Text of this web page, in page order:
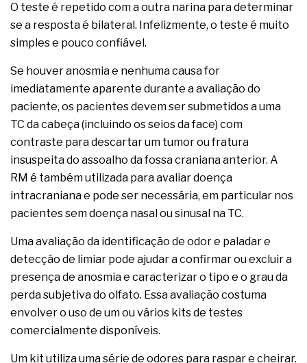
O teste é repetido com a outra narina para determinar
se a resposta é bilateral. Infelizmente, o teste é muito
simples e pouco confiável.
Se houver anosmia e nenhuma causa for
imediatamente aparente durante a avaliação do
paciente, os pacientes devem ser submetidos a uma
TC da cabeça (incluindo os seios da face) com
contraste para descartar um tumor ou fratura
insuspeita do assoalho da fossa craniana anterior. A
RM é também utilizada para avaliar doença
intracraniana e pode ser necessária, em particular nos
pacientes sem doença nasal ou sinusal na TC.
Uma avaliação da identificação de odor e paladar e
detecção de limiar pode ajudar a confirmar ou excluir a
presença de anosmia e caracterizar o tipo e o grau da
perda subjetiva do olfato. Essa avaliação costuma
envolver o uso de um ou vários kits de testes
comercialmente disponíveis.
Um kit utiliza uma série de odores para raspar e cheirar.